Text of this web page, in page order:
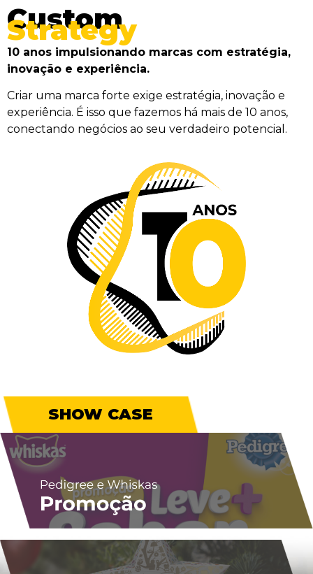
Custom
Strategy
10 anos impulsionando marcas com estratégia,
inovação e experiência.
Criar uma marca forte exige estratégia, inovação e
experiência. É isso que fazemos há mais de 10 anos,
conectando negócios ao seu verdadeiro potencial.
SHOW CASE